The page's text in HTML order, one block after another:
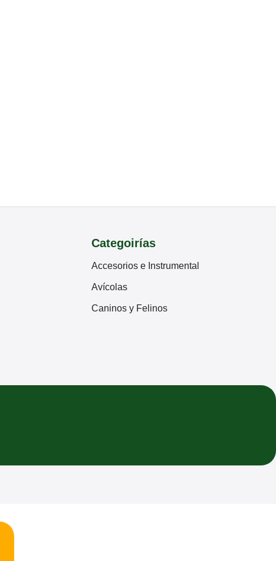
Categoirías
Accesorios e Instrumental
Avícolas
Caninos y Felinos